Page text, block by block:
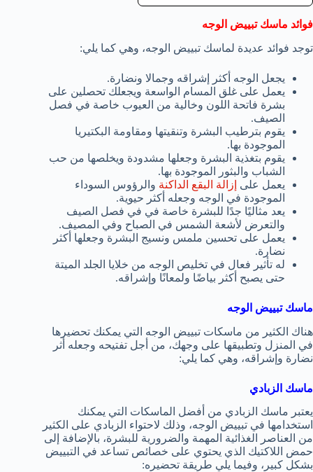
فوائد ماسك تبييض الوجه
توجد فوائد عديدة لماسك تبييض الوجه، وهي كما يلي:
يجعل الوجه أكثر إشراقه وجمالا ونضارة.
يعمل على غلق المسام الواسعة ويجعلك تحصلين على
بشرة فاتحة اللون وخالية من العيوب خاصة في فصل
الصيف.
يقوم بترطيب البشرة وتنقيتها ومقاومة البكتيريا
الموجودة بها.
يقوم بتغذية البشرة وجعلها مشدودة ويخلصها من حب
الشباب والبثور الموجودة بها.
يعمل على إزالة البقع الداكنة والرؤوس السوداء
الموجودة في الوجه وجعله أكثر حيوية.
يعد مثاليًا جدًا للبشرة خاصة في في فصل الصيف
والتعرض لأشعة الشمس في الصباح وفي المصيف.
يعمل على تحسين ملمس ونسيج البشرة وجعلها أكثر
نضارة.
له تأثير فعال في تخليص الوجه من خلايا الجلد الميتة
حتى يصبح أكثر بياضًا ولمعانًا وإشراقه.
ماسك تبييض الوجه
هناك الكثير من ماسكات تبييض الوجه التي يمكنك تحضيرها
في المنزل وتطبيقها على وجهك، من أجل تفتيحه وجعله أثر
نضارة وإشراقه، وهي كما يلي:
ماسك الزبادي
يعتبر ماسك الزبادي من أفضل الماسكات التي يمكنك
استخدامها في تبييض الوجه، وذلك لاحتواء الزبادي على الكثير
من العناصر الغذائية المهمة والضرورية للبشرة، بالإضافة إلى
حمض اللاكتيك الذي يحتوي على خصائص تساعد في التبييض
بشكل كبير، وفيما يلي طريقة تحضيره: